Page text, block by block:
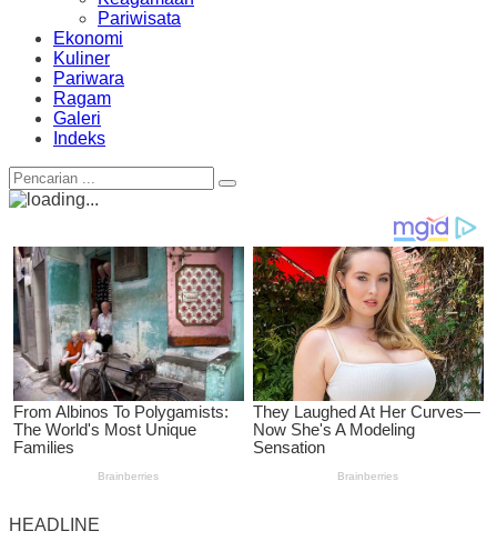
Pariwisata
Ekonomi
Kuliner
Pariwara
Ragam
Galeri
Indeks
HEADLINE